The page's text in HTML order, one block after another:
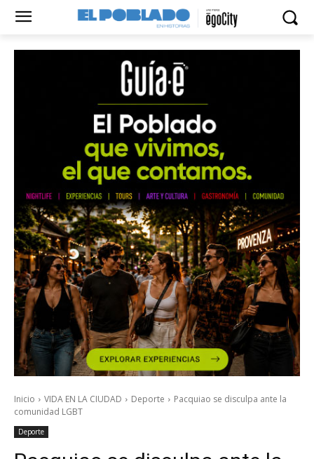
Inicio VIDA EN LA CIUDAD Deporte
Pacquiao se disculpa ante la
comunidad LGBT
Deporte